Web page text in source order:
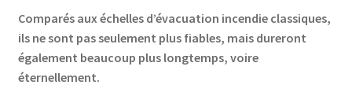
Comparés aux échelles d’évacuation incendie classiques,
ils ne sont pas seulement plus fiables, mais dureront
également beaucoup plus longtemps, voire
éternellement.